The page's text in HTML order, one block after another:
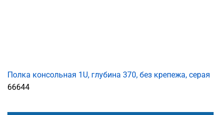
Полка консольная 1U, глубина 370, без крепежа, серая
66644